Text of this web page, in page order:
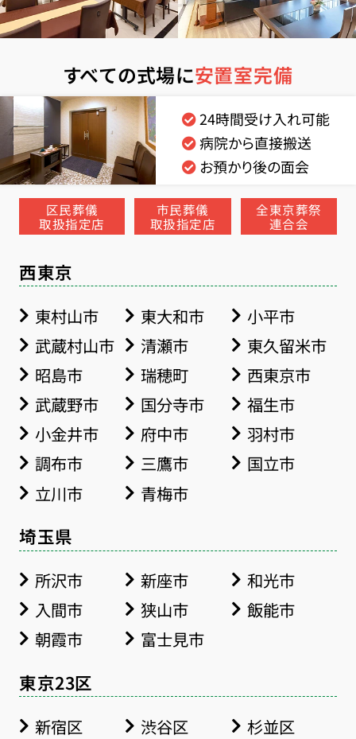
すべての式場に安置室完備
24時間受け入れ可能
病院から直接搬送
お預かり後の面会
区民葬儀
取扱指定店
市民葬儀
取扱指定店
全東京葬祭
連合会
西東京
東村山市 東大和市
小平市
武蔵村山市
清瀬市
東久留米市
昭島市
瑞穂町
西東京市
武蔵野市
国分寺市
福生市
小金井市
府中市
羽村市
調布市
三鷹市
国立市
立川市
青梅市
埼玉県
所沢市 新座市
和光市
入間市
狭山市
飯能市
朝霞市
富士見市
東京23区
新宿区 渋谷区
杉並区